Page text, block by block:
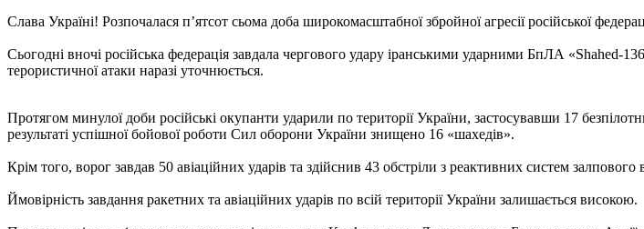
Слава Україні! Розпочалася п’ятсот сьома доба широкомасштабної збройної агресії російської
Сьогодні вночі російська федерація завдала чергового удару іранськими ударними БпЛА «Shahed-
терористичної атаки наразі уточнюється.
Протягом минулої доби російські окупанти ударили по території України, застосувавши 17
результаті успішної бойової роботи Сил оборони України знищено 16 «шахедів».
Крім того, ворог завдав 50 авіаційних ударів та здійснив 43 обстріли з реактивних систем залпового
Ймовірність завдання ракетних та авіаційних ударів по всій території України залишається високою.